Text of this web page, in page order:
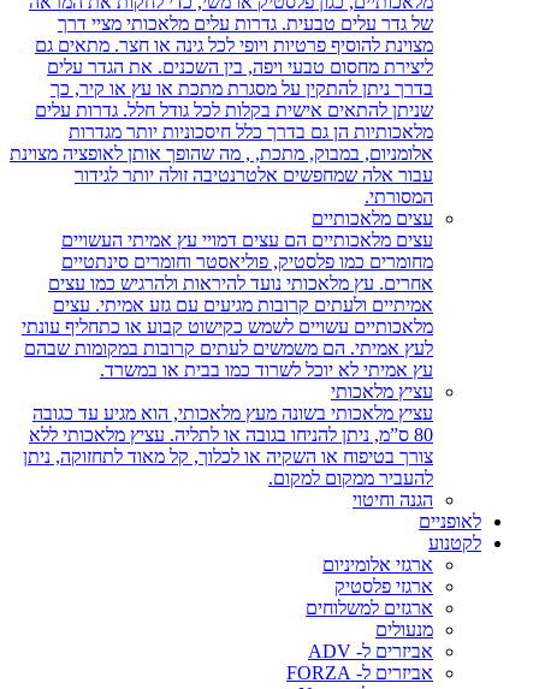
של גדר עלים טבעית. גדרות עלים מלאכותי מציי דרך
מצוינת להוסיף פרטיות ויופי לכל גינה או חצר. מתאים גם
ליצירת מחסום טבעי ויפה, בין השכנים. את הגדר עלים
בדרך ניתן להתקין על מסגרת מתכת או עץ או קיר, כך
שניתן להתאים אישית בקלות לכל גודל חלל. גדרות עלים
מלאכותיות הן גם בדרך כלל חיסכוניות יותר מגדרות
אלומניום, במבוק, מתכת, , מה שהופך אותן לאופציה מצוינת
עבור אלה שמחפשים אלטרנטיבה זולה יותר לגידור
המסורתי.
עצים מלאכותיים
עצים מלאכותיים הם עצים דמויי עץ אמיתי העשויים
מחומרים כמו פלסטיק, פוליאסטר וחומרים סינתטיים
אחרים. עץ מלאכותי נועד להיראות ולהרגיש כמו עצים
אמיתיים ולעתים קרובות מגיעים עם גזע אמיתי. עצים
מלאכותיים עשויים לשמש כקישוט קבוע או כתחליף עונתי
לעץ אמיתי. הם משמשים לעתים קרובות במקומות שבהם
עץ אמיתי לא יוכל לשרוד כמו בבית או במשרד.
עציץ מלאכותי
עציץ מלאכותי בשונה מעץ מלאכותי, הוא מגיע עד כגובה
80 ס”מ, ניתן להניחו בגובה או לתליה. עציץ מלאכותי ללא
צורך בטיפוח או השקיה או לכלוך, קל מאוד לתחזוקה, ניתן
להעביר ממקום למקום.
הגנה וחיטוי
לאופניים
לקטנוע
ארגזי אלומיניום
ארגזי פלסטיק
ארגזים למשלוחים
מנעולים
אביזרים ל- ADV
אביזרים ל- FORZA